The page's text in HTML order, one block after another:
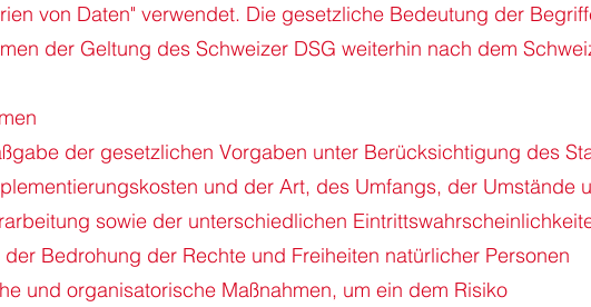
von Daten" verwendet. Die gesetzliche Bedeutung der
der Geltung des Schweizer DSG weiterhin nach dem
der gesetzlichen Vorgaben unter Berücksichtigung des
und der Art, des Umfangs, der Umstände
sowie der unterschiedlichen
Bedrohung der Rechte und Freiheiten natürlicher Personen
und organisatorische Maßnahmen, um ein dem Risiko